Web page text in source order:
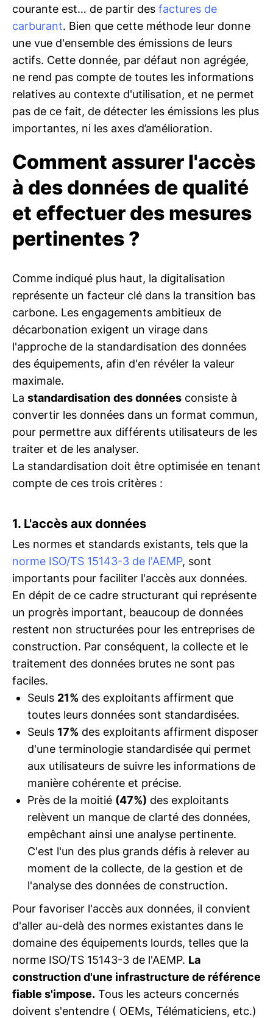
courante est… de partir des factures de
carburant. Bien que cette méthode leur donne
une vue d'ensemble des émissions de leurs
actifs. Cette donnée, par défaut non agrégée,
ne rend pas compte de toutes les informations
relatives au contexte d'utilisation, et ne permet
pas de ce fait, de détecter les émissions les plus
importantes, ni les axes d’amélioration.
Comment assurer l'accès
à des données de qualité
et effectuer des mesures
pertinentes ?
Comme indiqué plus haut, la digitalisation
représente un facteur clé dans la transition bas
carbone. Les engagements ambitieux de
décarbonation exigent un virage dans
l'approche de la standardisation des données
des équipements, afin d'en révéler la valeur
maximale.
La standardisation des données consiste à
convertir les données dans un format commun,
pour permettre aux différents utilisateurs de les
traiter et de les analyser.
La standardisation doit être optimisée en tenant
compte de ces trois critères :
1. L'accès aux données
Les normes et standards existants, tels que la
norme ISO/TS 15143-3 de l'AEMP, sont
importants pour faciliter l'accès aux données.
En dépit de ce cadre structurant qui représente
un progrès important, beaucoup de données
restent non structurées pour les entreprises de
construction. Par conséquent, la collecte et le
traitement des données brutes ne sont pas
faciles.
Seuls 21% des exploitants affirment que
toutes leurs données sont standardisées.
Seuls 17% des exploitants affirment disposer
d'une terminologie standardisée qui permet
aux utilisateurs de suivre les informations de
manière cohérente et précise.
Près de la moitié (47%) des exploitants
relèvent un manque de clarté des données,
empêchant ainsi une analyse pertinente.
C'est l'un des plus grands défis à relever au
moment de la collecte, de la gestion et de
l'analyse des données de construction.
Pour favoriser l'accès aux données, il convient
d'aller au-delà des normes existantes dans le
domaine des équipements lourds, telles que la
norme ISO/TS 15143-3 de l'AEMP. La
construction d'une infrastructure de référence
fiable s'impose. Tous les acteurs concernés
doivent s'entendre ( OEMs, Télématiciens, etc.)